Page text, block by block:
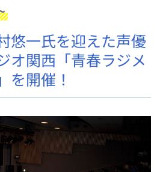
悠一氏を迎えた声優
オ関西「青春ラジメ
を開催！